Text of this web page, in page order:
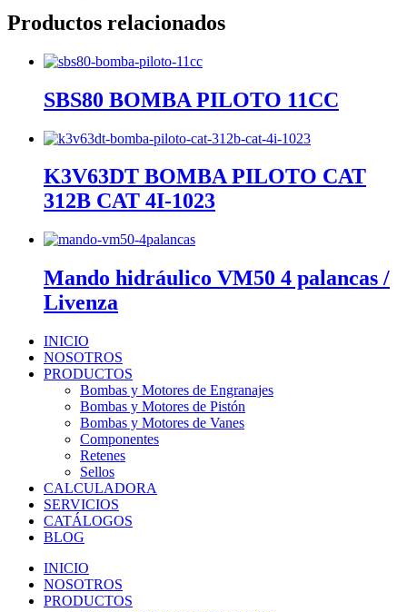
Productos relacionados
SBS80 BOMBA PILOTO 11CC
K3V63DT BOMBA PILOTO CAT
312B CAT 4I-1023
Mando hidráulico VM50 4 palancas /
Livenza
INICIO
NOSOTROS
PRODUCTOS
Bombas y Motores de Engranajes
Bombas y Motores de Pistón
Bombas y Motores de Vanes
Componentes
Retenes
Sellos
CALCULADORA
SERVICIOS
CATÁLOGOS
BLOG
INICIO
NOSOTROS
PRODUCTOS